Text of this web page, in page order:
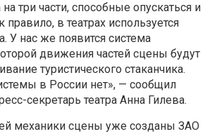
три части, способные опускаться и
правило, в театрах используется
У нас же появится система
движения частей сцены будут
туристического стаканчика.
в России нет», — сообщил
секретарь театра Анна Гилева.
механики сцены уже созданы ЗАО